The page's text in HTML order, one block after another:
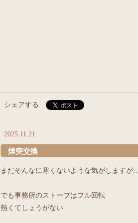
シェアする
2025.11.21
煙突交換
まだそんなに寒くないような気がしますが
でも事務所のストーブはフル回転
熱くてしょうがない